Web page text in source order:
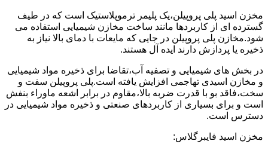
مخزن اسید پلی پروپیلن،یک پلیمر ترموپلاستیک است که در طیف
گسترده ای از کاربردها مانند ساخت مخازن شیمیایی استفاده می
شود.مخازن پلی پروپیلن در جایی که مایعات با دمای بالا نیاز به
ذخیره یا پردازش دارند ایده آل هستند.
در بخش های شیمیایی و تصفیه آب،تقاضا برای ذخیره مواد شیمیایی
و مخازن اسیدی تهاجمی افزایش یافته است.پلی پروپیلن سفت و
سخت،فاقد بو با قدرت ضربه بالا،مقاوم در برابر اشعه ماوراء بنفش
است و برای بسیاری از کاربردهای صنعتی و ذخیره مواد شیمیایی در
دسترس است.
مخزن اسید فایبرگلاس: